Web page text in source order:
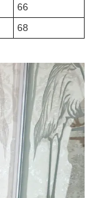
66
68